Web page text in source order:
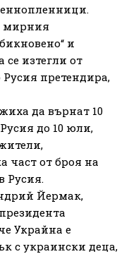
мирния
и
изтегли от
претендира,
да върнат 10
до 10 юли,
част от броя на
Русия.
Йермак,
Украйна е
с украински деца,